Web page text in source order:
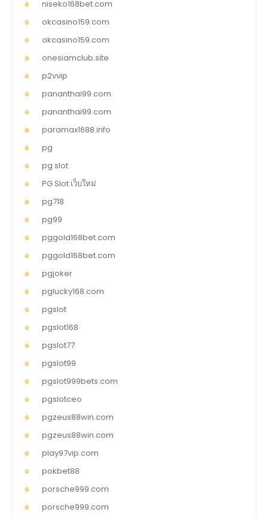
niseko168bet.com
okcasino159.com
okcasino159.com
onesiamclub.site
p2vvip
pananthai99.com
pananthai99.com
paramax1688.info
pg
pg slot
PG Slot เว็บใหม่
pg718
pg99
pggold168bet.com
pggold168bet.com
pgjoker
pglucky168.com
pgslot
pgslot168
pgslot77
pgslot99
pgslot999bets.com
pgslotceo
pgzeus88win.com
pgzeus88win.com
play97vip.com
pokbet88
porsche999.com
porsche999.com